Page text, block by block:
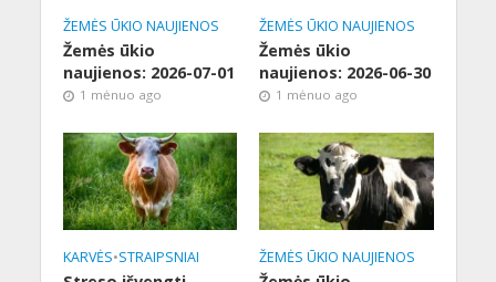
ŽEMĖS ŪKIO NAUJIENOS
Žemės ūkio
naujienos: 2026-07-01
1 mėnuo ago
ŽEMĖS ŪKIO NAUJIENOS
Žemės ūkio
naujienos: 2026-06-30
1 mėnuo ago
KARVĖS•STRAIPSNIAI ŽEMĖS ŪKIO NAUJIENOS